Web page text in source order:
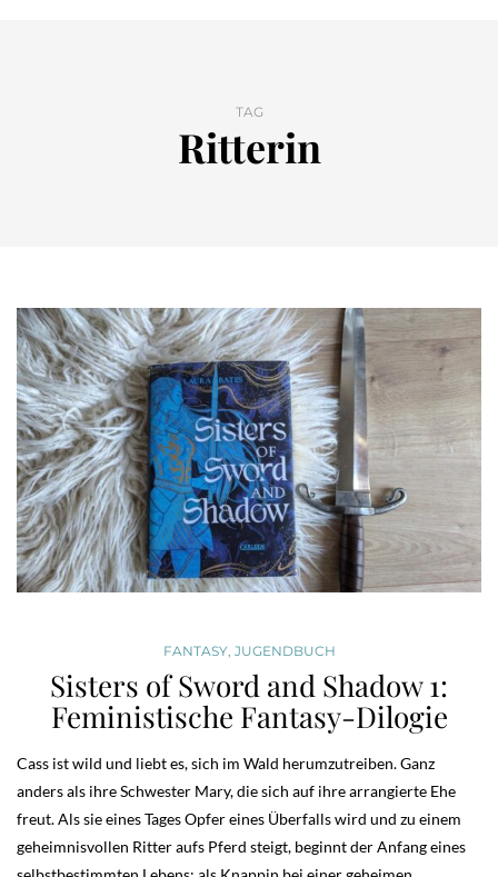
TAG
Ritterin
FANTASY, JUGENDBUCH
Sisters of Sword and Shadow 1:
Feministische Fantasy-Dilogie
Cass ist wild und liebt es, sich im Wald herumzutreiben. Ganz
anders als ihre Schwester Mary, die sich auf ihre arrangierte Ehe
freut. Als sie eines Tages Opfer eines Überfalls wird und zu einem
geheimnisvollen Ritter aufs Pferd steigt, beginnt der Anfang eines